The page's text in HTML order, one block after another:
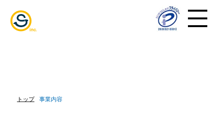
トップ 事業内容